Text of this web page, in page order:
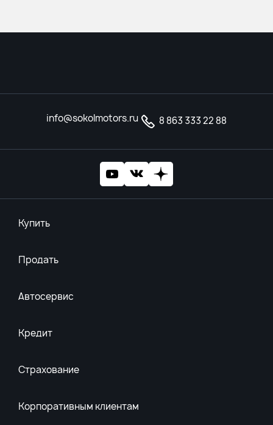
info@sokolmotors.ru 8 863 333 22 88
Купить
Продать
Автосервис
Кредит
Страхование
Корпоративным клиентам